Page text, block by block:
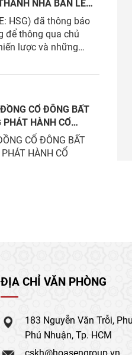
NHÀ BÁN LẺ
HSG) đã thông báo
để thông qua chủ
lược và những
CỔ ĐÔNG BẤT
PHÁT HÀNH CỔ
CỔ ĐÔNG BẤT
HÀNH CỔ
ĐỊA CHỈ VĂN PHÒNG
183 Nguyễn Văn Trỗi,
Phú Nhuận, Tp. HCM
cskh@hoasengroup.vn